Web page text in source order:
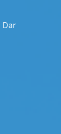
Dar